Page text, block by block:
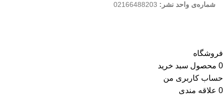
شماره‌‌ی واحد نشر:
فروشگاه
0 محصول سبد خرید
حساب کاربری من
0 علاقه مندی